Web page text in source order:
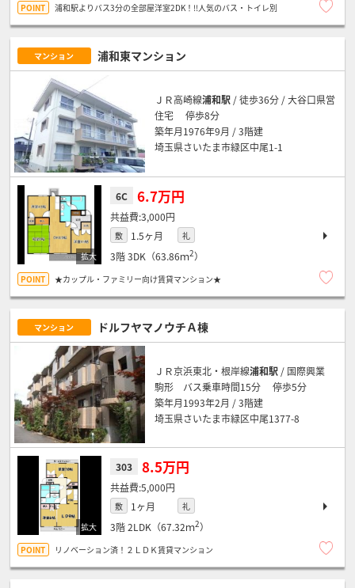
浦和駅よりバス3分の全部屋洋室2DK！!!人気のバス・トイレ別
マンション 浦和東マンション
ＪＲ高崎線浦和駅 / 徒歩36分 / 大谷口県営
住宅 停歩8分
築年月1976年9月 / 3階建
埼玉県さいたま市緑区中尾1-1
6C 6.7万円
3,000円
敷 1.5ヶ月 礼
3階3DK（63.86ｍ2）
★カップル・ファミリー向け賃貸マンション★
マンション ドルフヤマノウチＡ棟
ＪＲ京浜東北・根岸線浦和駅 / 国際興業
駒形 バス乗車時間15分 停歩5分
築年月1993年2月 / 3階建
埼玉県さいたま市緑区中尾1377-8
303 8.5万円
5,000円
敷 1ヶ月 礼
3階2LDK（67.32ｍ2）
リノベーション済！２ＬＤＫ賃貸マンション